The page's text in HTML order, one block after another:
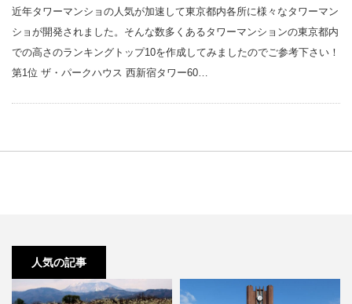
近年タワーマンショの人気が加速して東京都内各所に様々なタワーマン
ショが開発されました。そんな数多くあるタワーマンションの東京都内
での高さのランキングトップ10を作成してみましたのでご参考下さい！
第1位 ザ・パークハウス 西新宿タワー60…
人気の記事